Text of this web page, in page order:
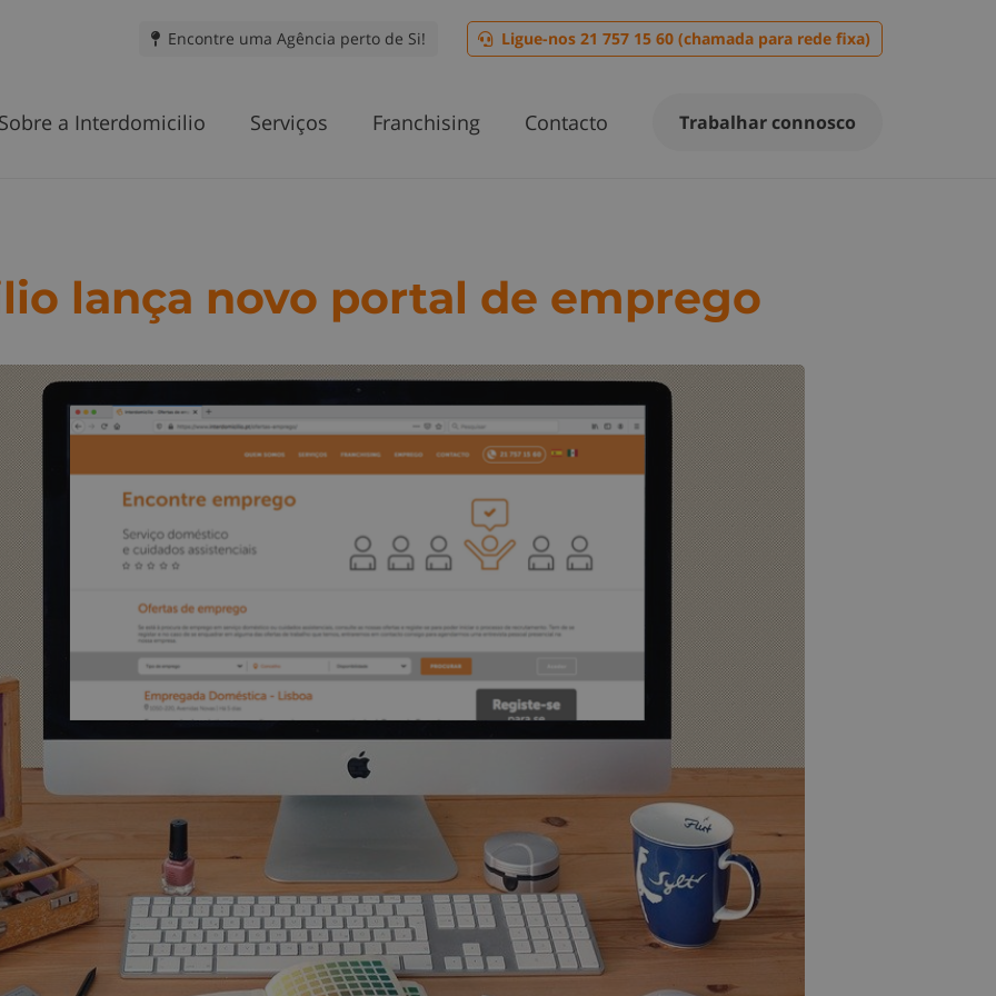
Encontre uma Agência perto de Si! Ligue-nos 21 757 15 60 (chamada para rede fixa)
a Interdomicilio Serviços Franchising Contacto Trabalhar connosco
lança novo portal de emprego